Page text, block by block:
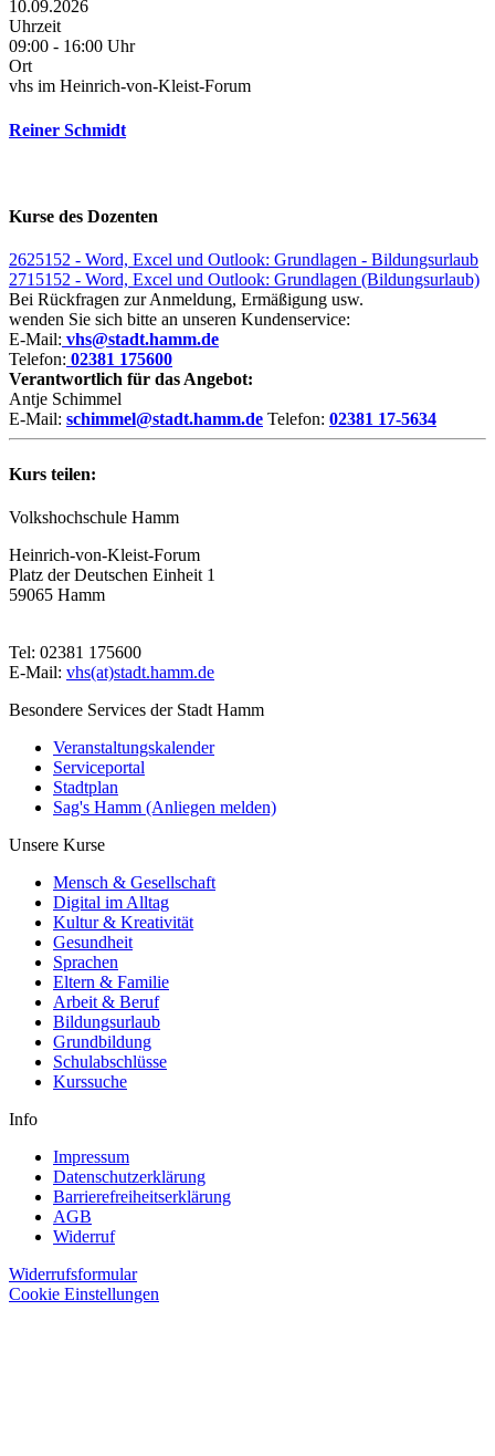
10.09.2026
Uhrzeit
09:00 - 16:00 Uhr
Ort
vhs im Heinrich-von-Kleist-Forum
Reiner Schmidt
Kurse des Dozenten
2625152 - Word, Excel und Outlook: Grundlagen - Bildungsurlaub
2715152 - Word, Excel und Outlook: Grundlagen (Bildungsurlaub)
Bei Rückfragen zur Anmeldung, Ermäßigung usw.
wenden Sie sich bitte an unseren Kundenservice:
E-Mail: vhs@stadt.hamm.de
Telefon: 02381 175600
Verantwortlich für das Angebot:
Antje Schimmel
E-Mail: schimmel@stadt.hamm.de Telefon: 02381 17-5634
Kurs teilen:
Volkshochschule Hamm
Heinrich-von-Kleist-Forum
Platz der Deutschen Einheit 1
59065 Hamm
Tel: 02381 175600
E-Mail: vhs(at)stadt.hamm.de
Besondere Services der Stadt Hamm
Veranstaltungskalender
Serviceportal
Stadtplan
Sag's Hamm (Anliegen melden)
Unsere Kurse
Mensch & Gesellschaft
Digital im Alltag
Kultur & Kreativität
Gesundheit
Sprachen
Eltern & Familie
Arbeit & Beruf
Bildungsurlaub
Grundbildung
Schulabschlüsse
Kurssuche
Info
Impressum
Datenschutzerklärung
Barrierefreiheitserklärung
AGB
Widerruf
Widerrufsformular
Cookie Einstellungen